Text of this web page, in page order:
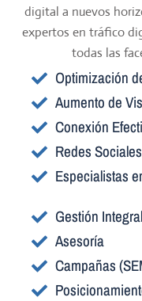
digital a nuevos
expertos en tráfico
todas las
Optimización
Aumento de
Conexión
Redes Sociales
Especialistas
Gestión
Asesoría
Campañas